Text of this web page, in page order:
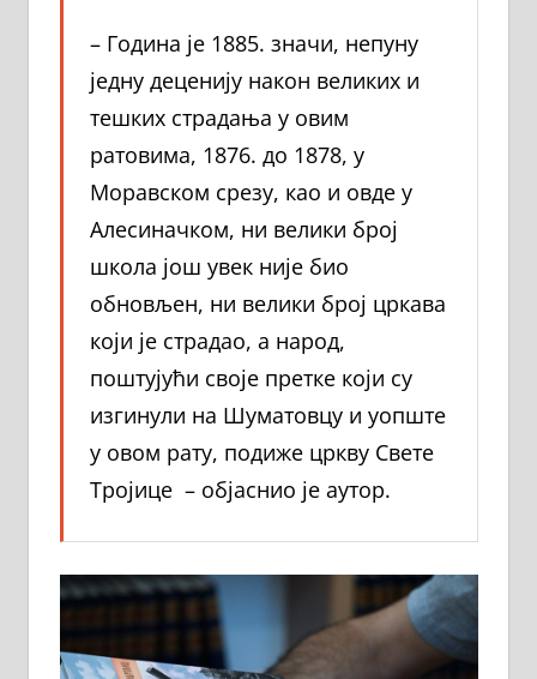
– Година је 1885. значи, непуну
једну деценију након великих и
тешких страдања у овим
ратовима, 1876. до 1878, у
Моравском срезу, као и овде у
Алесиначком, ни велики број
школа још увек није био
обновљен, ни велики број цркава
који је страдао, а народ,
поштујући своје претке који су
изгинули на Шуматовцу и уопште
у овом рату, подиже цркву Свете
Тројице – објаснио је аутор.